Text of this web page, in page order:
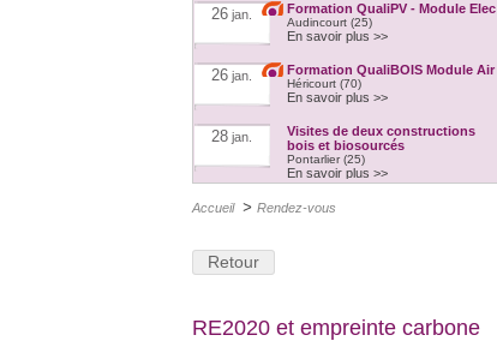
26 jan. Formation QualiPV - Module Elec
Audincourt (25)
En savoir plus >>
26 jan. Formation QualiBOIS Module Air
Héricourt (70)
En savoir plus >>
28 jan.
Visites de deux constructions
bois et biosourcés
Pontarlier (25)
En savoir plus >>
3 fév.
A distance
3 fév.
8 fév. Formation QualiPV - Module Elec
Auxerre (89)
Accueil > Rendez-vous
Retour
RE2020 et empreinte carbone